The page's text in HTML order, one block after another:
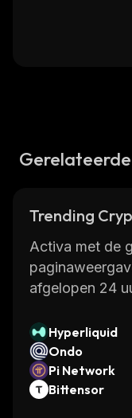
Trending
Activa met de
afgelopen 24
Hyperliquid
Ondo
Pi Network
Bittensor